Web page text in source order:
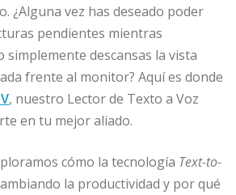
¿Alguna vez has deseado poder
pendientes mientras
simplemente descansas la vista
frente al monitor? Aquí es donde
, nuestro Lector de Texto a Voz
en tu mejor aliado.
cómo la tecnología Text-to-
la productividad y por qué